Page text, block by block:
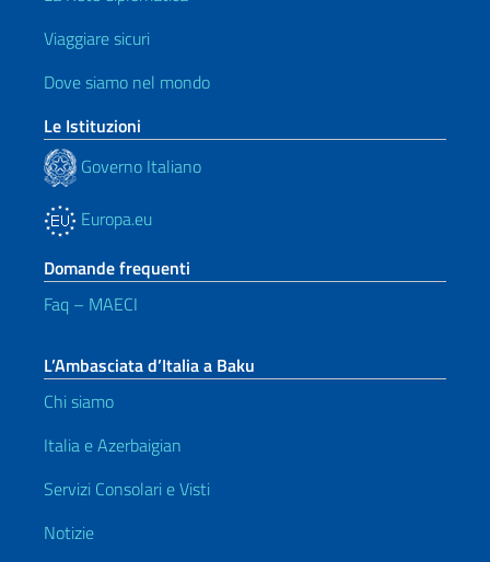
Viaggiare sicuri
Dove siamo nel mondo
Le Istituzioni
Governo Italiano
Europa.eu
Domande frequenti
Faq – MAECI
L’Ambasciata d’Italia a Baku
Chi siamo
Italia e Azerbaigian
Servizi Consolari e Visti
Notizie